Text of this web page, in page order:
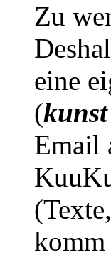
Zu
eine
(
Email
komm